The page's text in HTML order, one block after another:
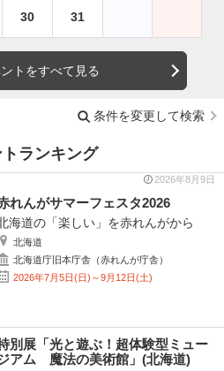
30 31
トをすべて見る
条件を変更して検索
ランキング
2026年8月9日
れんがサマーフェスタ2026
海道の「楽しい」を赤れんがから
北海道
北海道庁旧本庁舎（赤れんが庁舎）
2026年7月5日(日)～9月12日(土)
別展「光と遊ぶ！超体験型ミュー
アム 魔法の美術館」(北海道)